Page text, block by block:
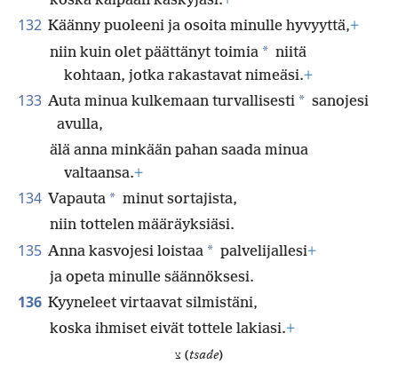
132 Käänny puoleeni ja osoita minulle hyvyyttä,+
niin kuin olet päättänyt toimia * niitä
kohtaan, jotka rakastavat nimeäsi.+
133 Auta minua kulkemaan turvallisesti * sanojesi
avulla,
älä anna minkään pahan saada minua
valtaansa.+
134 Vapauta * minut sortajista,
niin tottelen määräyksiäsi.
135 Anna kasvojesi loistaa * palvelijallesi+
ja opeta minulle säännöksesi.
136 Kyyneleet virtaavat silmistäni,
koska ihmiset eivät tottele lakiasi.+
צ (tsade)